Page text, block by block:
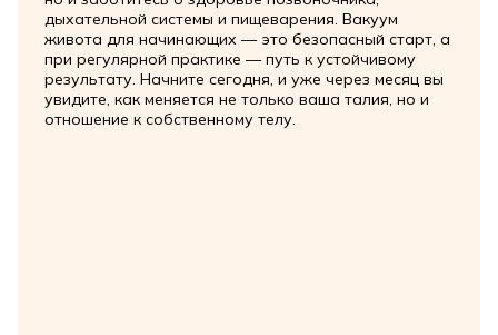
дыхательной системы и пищеварения. Вакуум
живота для начинающих — это безопасный старт, а
при регулярной практике — путь к устойчивому
результату. Начните сегодня, и уже через месяц вы
увидите, как меняется не только ваша талия, но и
отношение к собственному телу.